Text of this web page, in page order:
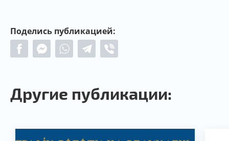
Поделись публикацией:
Другие публикации: